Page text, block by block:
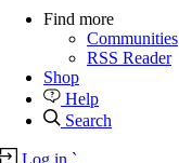
Find more
Communities
RSS Reader
Shop
Help
Search